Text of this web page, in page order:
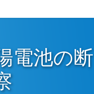
電池の断